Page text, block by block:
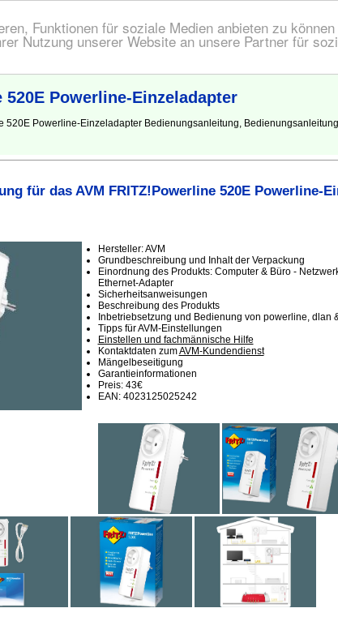
Funktionen für soziale Medien anbieten zu
Nutzung unserer Website an unsere Partner für
Powerline-Einzeladapter
Powerline-Einzeladapter Bedienungsanleitung,
für das AVM FRITZ!Powerline 520E Powerline-
Hersteller: AVM
Grundbeschreibung und Inhalt der Verpackung
Einordnung des Produkts: Computer & Büro -
Ethernet-Adapter
Sicherheitsanweisungen
Beschreibung des Produkts
Inbetriebsetzung und Bedienung von powerline, dlan
Tipps für AVM-Einstellungen
Einstellen und fachmännische Hilfe
Kontaktdaten zumAVM-Kundendienst
Mängelbeseitigung
Garantieinformationen
Preis: 43€
EAN: 4023125025242